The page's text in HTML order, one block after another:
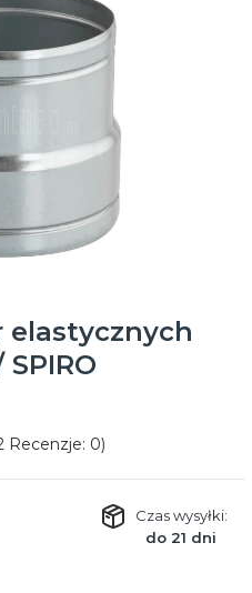
elastycznych
SPIRO
Recenzje: 0)
Czas wysyłki:
do 21 dni